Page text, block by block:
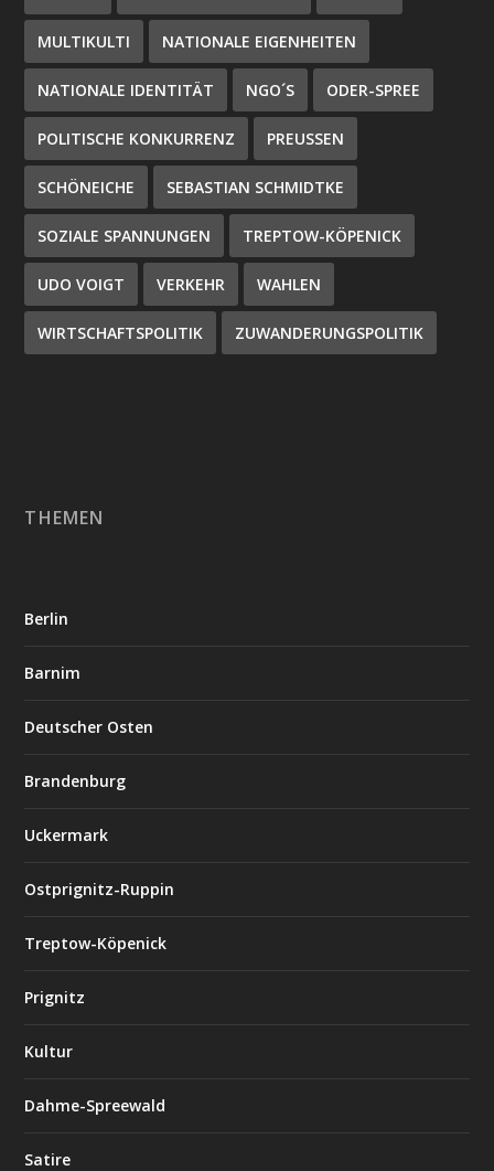
MULTIKULTI NATIONALE EIGENHEITEN
NATIONALE IDENTITÄT NGO´S ODER-SPREE
POLITISCHE KONKURRENZ PREUSSEN
SCHÖNEICHE SEBASTIAN SCHMIDTKE
SOZIALE SPANNUNGEN TREPTOW-KÖPENICK
UDO VOIGT VERKEHR WAHLEN
WIRTSCHAFTSPOLITIK ZUWANDERUNGSPOLITIK
THEMEN
Berlin
Barnim
Deutscher Osten
Brandenburg
Uckermark
Ostprignitz-Ruppin
Treptow-Köpenick
Prignitz
Kultur
Dahme-Spreewald
Satire